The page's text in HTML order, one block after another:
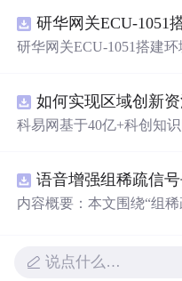
新领域的AI+数智化解决
智能化发展。
研华网关ECU-1051搭建
科易网基于40亿+科创知
新领域的AI+数智化解决
智能化发展。
内容概要：本文围绕“组
则项克服传统稀疏恢复
说点什么…